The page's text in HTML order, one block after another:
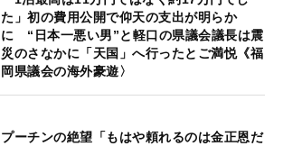
た」初の費用公開で仰天の支出が明らか
に “日本一悪い男”と軽口の県議会議長は震
災のさなかに「天国」へ行ったとご満悦《福
岡県議会の海外豪遊〉
プーチンの絶望「もはや頼れるのは金正恩だ